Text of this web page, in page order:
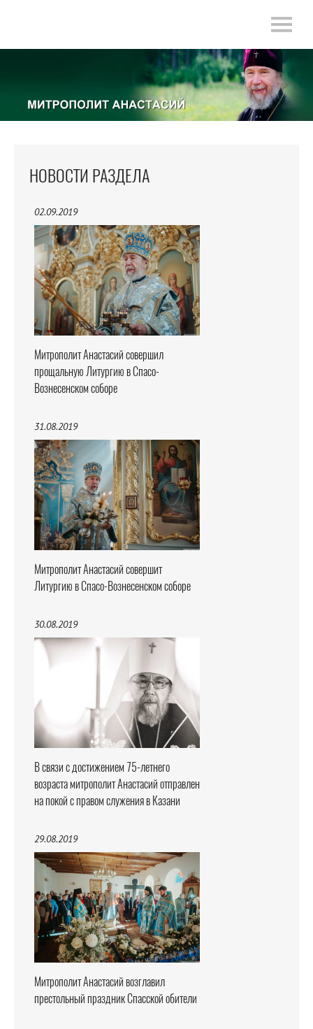
НОВОСТИ РАЗДЕЛА
02.09.2019
Митрополит Анастасий совершил
прощальную Литургию в Спасо-
Вознесенском соборе
31.08.2019
Митрополит Анастасий совершит
Литургию в Спасо-Вознесенском соборе
30.08.2019
В связи с достижением 75-летнего
возраста митрополит Анастасий отправлен
на покой с правом служения в Казани
29.08.2019
Митрополит Анастасий возглавил
престольный праздник Спасской обители